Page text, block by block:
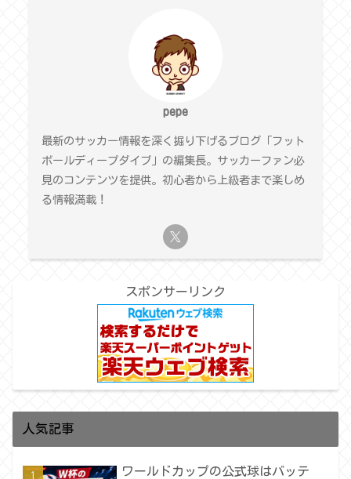
pepe
最新のサッカー情報を深く掘り下げるブログ「フット
ボールディープダイブ」の編集長。サッカーファン必
見のコンテンツを提供。初心者から上級者まで楽しめ
る情報満載！
スポンサーリンク
人気記事
ワールドカップの公式球はバッテ